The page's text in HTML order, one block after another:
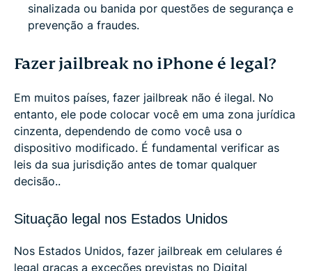
sinalizada ou banida por questões de segurança e
prevenção a fraudes.
Fazer jailbreak no iPhone é legal?
Em muitos países, fazer jailbreak não é ilegal. No
entanto, ele pode colocar você em uma zona jurídica
cinzenta, dependendo de como você usa o
dispositivo modificado. É fundamental verificar as
leis da sua jurisdição antes de tomar qualquer
decisão..
Situação legal nos Estados Unidos
Nos Estados Unidos, fazer jailbreak em celulares é
legal graças a exceções previstas no Digital